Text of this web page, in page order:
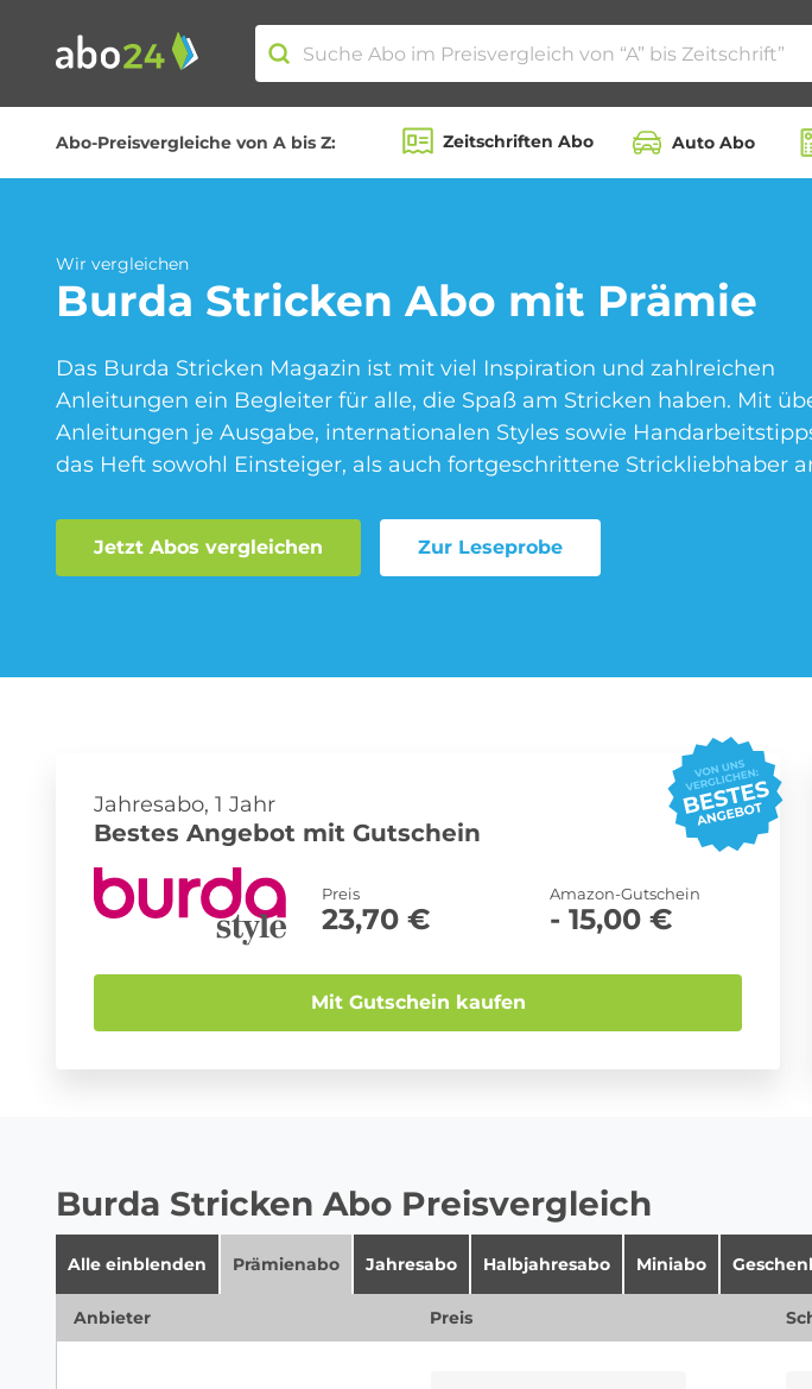
Abo-Preisvergleiche von A bis Z: Zeitschriften Abo Auto Abo
Abo-Kategorien
Amazon Spar-Abo
Blumen Abo Dating App Abo
Hörbuch Abo
Sprachlern App Abo Streaming Abo
Wir vergleichen
Burda Stricken Abo mit Prämie
Das Burda Stricken Magazin ist mit viel Inspiration und zahlreichen
Anleitungen ein Begleiter für alle, die Spaß am Stricken haben. Mit
Anleitungen je Ausgabe, internationalen Styles sowie
das Heft sowohl Einsteiger, als auch fortgeschrittene Strickliebhaber
Jetzt Abos vergleichen Zur Leseprobe
Jahresabo, 1 Jahr
Bestes Angebot mit Gutschein
Preis
23,70 €
Amazon-Gutschein
- 15,00 €
Mit Gutschein kaufen
Burda Stricken Abo Preisvergleich
Alle einblenden Prämienabo Jahresabo Halbjahresabo Miniabo
Anbieter Preis